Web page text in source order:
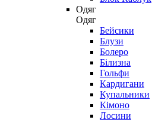
Одяг
Одяг
Бейсики
Блузи
Болеро
Білизна
Гольфи
Кардигани
Купальники
Кімоно
Лосини